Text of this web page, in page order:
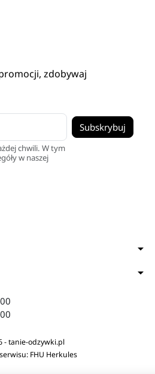
zdobywaj
chwili. W tym
w naszej
arrow_drop_down
arrow_drop_down
- tanie-odzywki.pl
FHU Herkules